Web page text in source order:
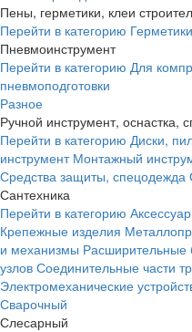
Пены, герметики, клеи
Перейти в категорию Герметики
Пневмоинструмент
Перейти в категорию Для
пневмоподготовки
Разное
Ручной инструмент, оснастка,
Перейти в категорию Диски,
инструмент Монтажный
Средства защиты, спецодежда
Сантехника
Перейти в категорию
Крепежные изделия
и механизмы Расширительные
узлов Соединительные части
Электромеханические
Сварочный
Слесарный